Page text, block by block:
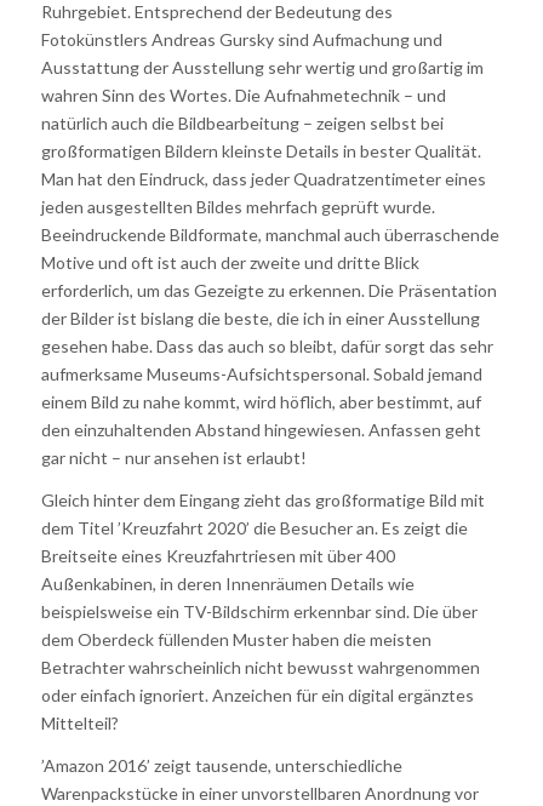
Ruhrgebiet. Entsprechend der Bedeutung des
Fotokünstlers Andreas Gursky sind Aufmachung und
Ausstattung der Ausstellung sehr wertig und großartig im
wahren Sinn des Wortes. Die Aufnahmetechnik – und
natürlich auch die Bildbearbeitung – zeigen selbst bei
großformatigen Bildern kleinste Details in bester Qualität.
Man hat den Eindruck, dass jeder Quadratzentimeter eines
jeden ausgestellten Bildes mehrfach geprüft wurde.
Beeindruckende Bildformate, manchmal auch überraschende
Motive und oft ist auch der zweite und dritte Blick
erforderlich, um das Gezeigte zu erkennen. Die Präsentation
der Bilder ist bislang die beste, die ich in einer Ausstellung
gesehen habe. Dass das auch so bleibt, dafür sorgt das sehr
aufmerksame Museums-Aufsichtspersonal. Sobald jemand
einem Bild zu nahe kommt, wird höflich, aber bestimmt, auf
den einzuhaltenden Abstand hingewiesen. Anfassen geht
gar nicht – nur ansehen ist erlaubt!
Gleich hinter dem Eingang zieht das großformatige Bild mit
dem Titel ’Kreuzfahrt 2020’ die Besucher an. Es zeigt die
Breitseite eines Kreuzfahrtriesen mit über 400
Außenkabinen, in deren Innenräumen Details wie
beispielsweise ein TV-Bildschirm erkennbar sind. Die über
dem Oberdeck füllenden Muster haben die meisten
Betrachter wahrscheinlich nicht bewusst wahrgenommen
oder einfach ignoriert. Anzeichen für ein digital ergänztes
Mittelteil?
’Amazon 2016’ zeigt tausende, unterschiedliche
Warenpackstücke in einer unvorstellbaren Anordnung vor